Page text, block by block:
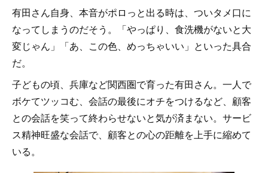
有田さん自身、本音がポロっと出る時は、ついタメ口に
なってしまうのだそう。「やっぱり、食洗機がないと大
変じゃん」「あ、この色、めっちゃいい」といった具合
だ。
子どもの頃、兵庫など関西圏で育った有田さん。一人で
ボケてツッコむ、会話の最後にオチをつけるなど、顧客
との会話を笑って終わらせないと気が済まない。サービ
ス精神旺盛な会話で、顧客との心の距離を上手に縮めて
いる。